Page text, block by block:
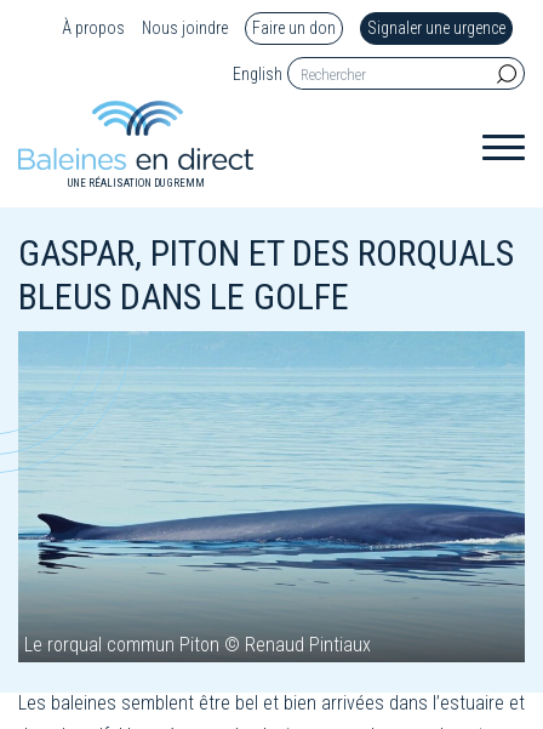
À propos Nous joindre Faire un don Signaler une urgence
English
UNE RÉALISATION DU GREMM
GASPAR, PITON ET DES RORQUALS
BLEUS DANS LE GOLFE
Le rorqual commun Piton © Renaud Pintiaux
Les baleines semblent être bel et bien arrivées dans l’estuaire et